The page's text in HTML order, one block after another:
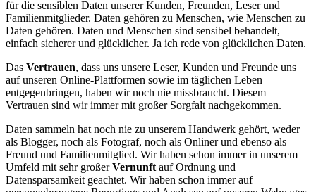
für die sensiblen Daten unserer Kunden, Freunden, Leser und
Familienmitglieder. Daten gehören zu Menschen, wie Menschen zu
Daten gehören. Daten und Menschen sind sensibel behandelt,
einfach sicherer und glücklicher. Ja ich rede von glücklichen Daten.
Das Vertrauen, dass uns unsere Leser, Kunden und Freunde uns
auf unseren Online-Plattformen sowie im täglichen Leben
entgegenbringen, haben wir noch nie missbraucht. Diesem
Vertrauen sind wir immer mit großer Sorgfalt nachgekommen.
Daten sammeln hat noch nie zu unserem Handwerk gehört, weder
als Blogger, noch als Fotograf, noch als Onliner und ebenso als
Freund und Familienmitglied. Wir haben schon immer in unserem
Umfeld mit sehr großerVernunft auf Ordnung und
Datensparsamkeit geachtet. Wir haben schon immer auf